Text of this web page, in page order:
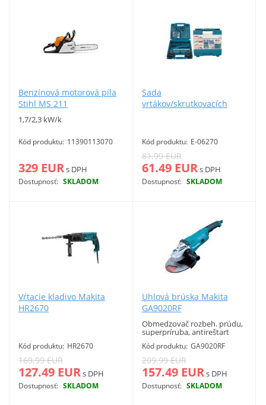
Benzínová motorová píla
Stihl MS 211
1,7/2,3 kW/k
Kód produktu: 11390113070
329 EURs DPH
Dostupnosť: SKLADOM
Viac info
Sada
vrtákov/skrutkovacích
Kód produktu: E-06270
81.99 EUR
61.49 EURs DPH
Dostupnosť: SKLADOM
Viac info
Vŕtacie kladivo Makita
HR2670
Kód produktu: HR2670
169.99 EUR
127.49 EURs DPH
Dostupnosť: SKLADOM
Viac info
Uhlová brúska Makita
GA9020RF
Obmedzovač rozbeh. prúdu,
superpríruba, antireštart
Kód produktu: GA9020RF
209.99 EUR
157.49 EURs DPH
Dostupnosť: SKLADOM
Viac info